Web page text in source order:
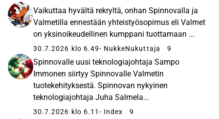
Vaikuttaa hyvältä rekryltä, onhan Spinnovalla ja
Valmetilla ennestään yhteistyösopimus eli Valmet
on yksinoikeudellinen kumppani tuottamaan ...
30.7.2026 klo 6.49- NukkeNukuttaja 9
Spinnovalle uusi teknologiajohtaja Sampo
Immonen siirtyy Spinnovalle Valmetin
tuotekehityksestä. Spinnovan nykyinen
teknologiajohtaja Juha Salmela...
30.7.2026 klo 6.11 - Index 9